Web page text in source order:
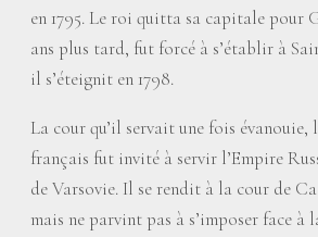
en 1795. Le roi quitta sa capitale pour
ans plus tard, fut forcé à s’établir à
il s’éteignit en 1798.
La cour qu’il servait une fois évanouie,
français fut invité à servir l’Empire
de Varsovie. Il se rendit à la cour de
mais ne parvint pas à s’imposer face à